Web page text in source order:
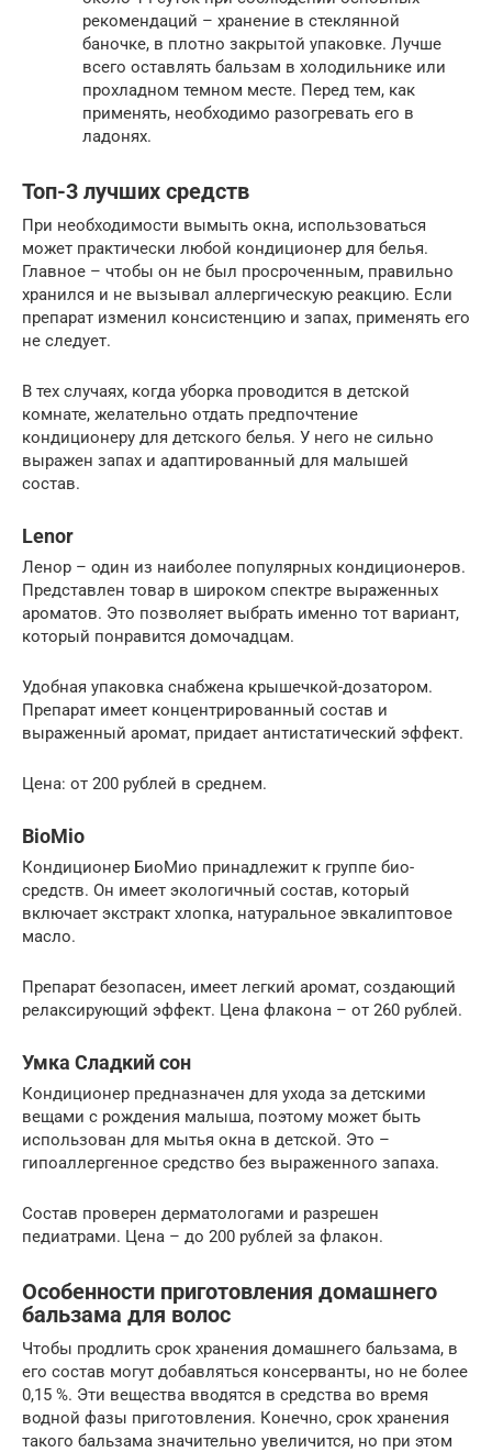
рекомендаций – хранение в стеклянной
баночке, в плотно закрытой упаковке. Лучше
всего оставлять бальзам в холодильнике или
прохладном темном месте. Перед тем, как
применять, необходимо разогревать его в
ладонях.
Топ-3 лучших средств
При необходимости вымыть окна, использоваться
может практически любой кондиционер для белья.
Главное – чтобы он не был просроченным, правильно
хранился и не вызывал аллергическую реакцию. Если
препарат изменил консистенцию и запах, применять его
не следует.
В тех случаях, когда уборка проводится в детской
комнате, желательно отдать предпочтение
кондиционеру для детского белья. У него не сильно
выражен запах и адаптированный для малышей
состав.
Lenor
Ленор – один из наиболее популярных кондиционеров.
Представлен товар в широком спектре выраженных
ароматов. Это позволяет выбрать именно тот вариант,
который понравится домочадцам.
Удобная упаковка снабжена крышечкой-дозатором.
Препарат имеет концентрированный состав и
выраженный аромат, придает антистатический эффект.
Цена: от 200 рублей в среднем.
BioMio
Кондиционер БиоМио принадлежит к группе био-
средств. Он имеет экологичный состав, который
включает экстракт хлопка, натуральное эвкалиптовое
масло.
Препарат безопасен, имеет легкий аромат, создающий
релаксирующий эффект. Цена флакона – от 260 рублей.
Умка Сладкий сон
Кондиционер предназначен для ухода за детскими
вещами с рождения малыша, поэтому может быть
использован для мытья окна в детской. Это –
гипоаллергенное средство без выраженного запаха.
Состав проверен дерматологами и разрешен
педиатрами. Цена – до 200 рублей за флакон.
Особенности приготовления домашнего
бальзама для волос
Чтобы продлить срок хранения домашнего бальзама, в
его состав могут добавляться консерванты, но не более
0,15 %. Эти вещества вводятся в средства во время
водной фазы приготовления. Конечно, срок хранения
такого бальзама значительно увеличится, но при этом